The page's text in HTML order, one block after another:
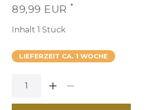
89,99 EUR *
Inhalt 1 Stück
LIEFERZEIT CA. 1 WOCHE